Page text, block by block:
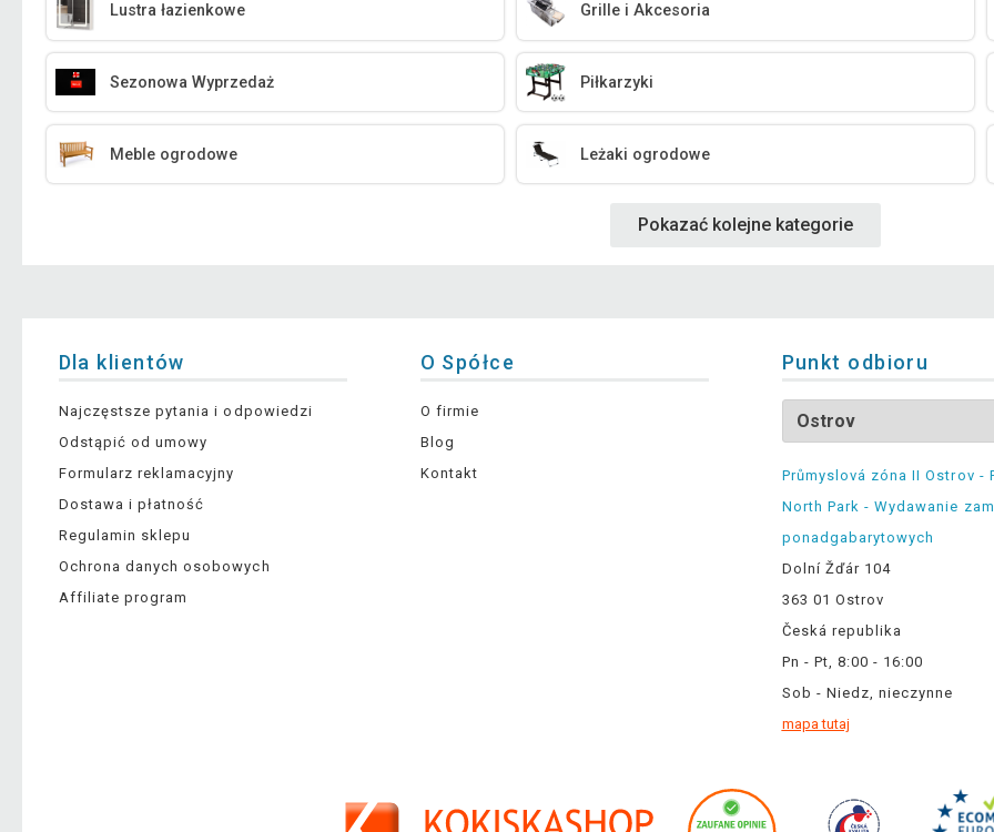
Lustra łazienkowe Grille i Akcesoria
Sezonowa Wyprzedaż Piłkarzyki
Meble ogrodowe Leżaki ogrodowe
Pokazać kolejne kategorie
Dla klientów
Najczęstsze pytania i odpowiedzi
Odstąpić od umowy
Formularz reklamacyjny
Dostawa i płatność
Regulamin sklepu
Ochrona danych osobowych
Affiliate program
O Spółce
O firmie
Blog
Kontakt
Punkt odbioru
Průmyslová zóna II Ostrov -
North Park - Wydawanie
ponadgabarytowych
Dolní Žďár 104
363 01 Ostrov
Česká republika
Pn - Pt, 8:00 - 16:00
Sob - Niedz, nieczynne
mapa tutaj